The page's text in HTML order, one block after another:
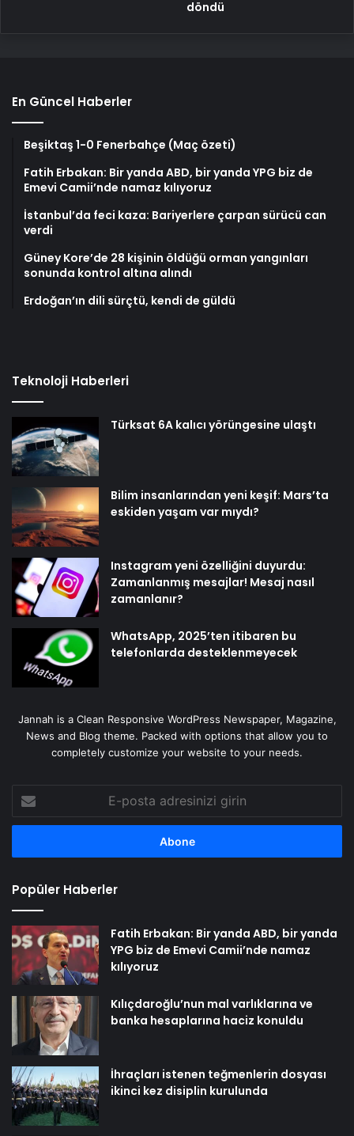
döndü
En Güncel Haberler
Beşiktaş 1-0 Fenerbahçe (Maç özeti)
Fatih Erbakan: Bir yanda ABD, bir yanda YPG biz de
Emevi Camii’nde namaz kılıyoruz
İstanbul’da feci kaza: Bariyerlere çarpan sürücü can
verdi
Güney Kore’de 28 kişinin öldüğü orman yangınları
sonunda kontrol altına alındı
Erdoğan’ın dili sürçtü, kendi de güldü
Teknoloji Haberleri
Türksat 6A kalıcı yörüngesine ulaştı
Bilim insanlarından yeni keşif: Mars’ta
eskiden yaşam var mıydı?
Instagram yeni özelliğini duyurdu:
Zamanlanmış mesajlar! Mesaj nasıl
zamanlanır?
WhatsApp, 2025’ten itibaren bu
telefonlarda desteklenmeyecek
Jannah is a Clean Responsive WordPress Newspaper, Magazine,
News and Blog theme. Packed with options that allow you to
completely customize your website to your needs.
posta
adresinizi
Popüler Haberler
Fatih Erbakan: Bir yanda ABD, bir yanda
YPG biz de Emevi Camii’nde namaz
kılıyoruz
Kılıçdaroğlu’nun mal varlıklarına ve
banka hesaplarına haciz konuldu
İhraçları istenen teğmenlerin dosyası
ikinci kez disiplin kurulunda